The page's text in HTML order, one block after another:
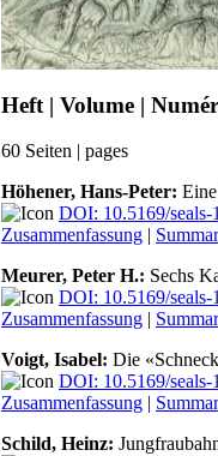
Heft | Volume |
60 Seiten | pages
Höhener, Hans-Peter:
DOI: 10.5169/seals-
Zusammenfassung |
Meurer, Peter H.: Sechs
DOI: 10.5169/seals-
Zusammenfassung |
Voigt, Isabel: Die
DOI: 10.5169/seals-
Zusammenfassung |
Schild, Heinz: